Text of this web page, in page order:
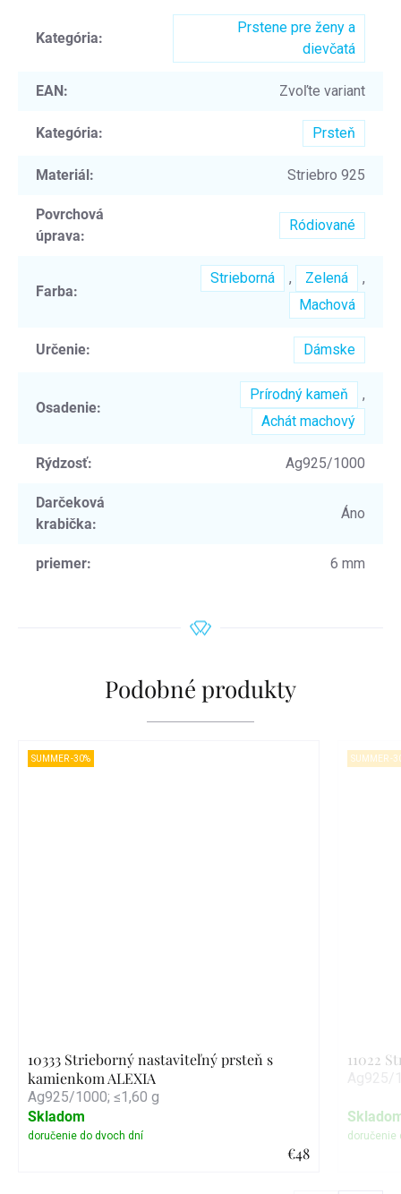
Kategória:
Prstene pre ženy a
dievčatá
EAN: Zvoľte variant
Kategória: Prsteň
Materiál: Striebro 925
Povrchová
úprava:
Ródiované
Farba:
Strieborná , Zelená
,
Machová
Určenie: Dámske
Osadenie:
Prírodný kameň
,
Achát machový
Rýdzosť: Ag925/1000
Darčeková
krabička:
Áno
priemer: 6 mm
Podobné produkty
SUMMER -30%
10333 Strieborný nastaviteľný prsteň s
kamienkom ALEXIA
Ag925/1000; ≤1,60 g
€48
Skladom
SUMMER -
11022